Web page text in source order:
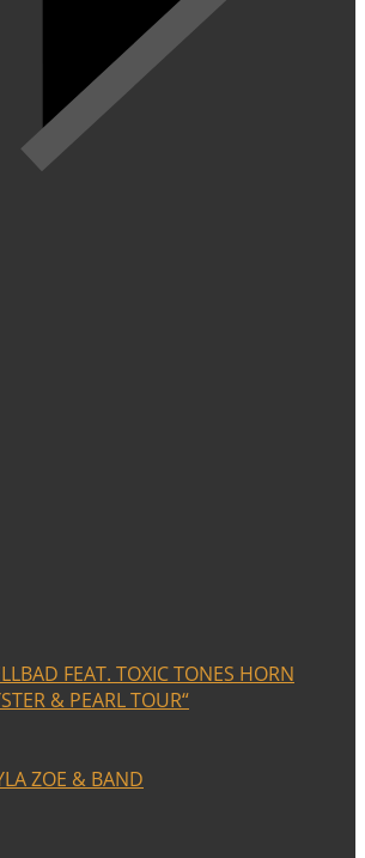
FEAT. TOXIC TONES HORN
& PEARL TOUR“
ZOE & BAND